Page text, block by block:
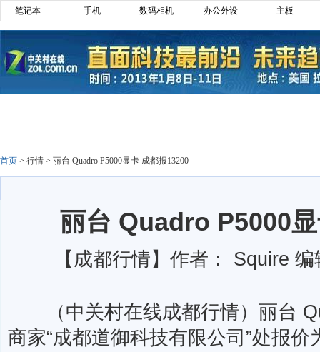
笔记本 手机 数码相机 办公外设 主板
首页 > 行情 > 丽台 Quadro P5000显卡 成都报13200
丽台 Quadro P5000
【成都行情】作者： Squire
（中关村在线成都行情）丽台
商家“成都道御科技有限公司”处报